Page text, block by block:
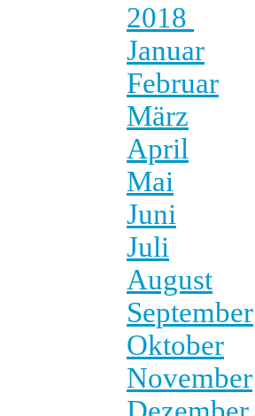
2018
Januar
Februar
März
April
Mai
Juni
Juli
August
September
Oktober
November